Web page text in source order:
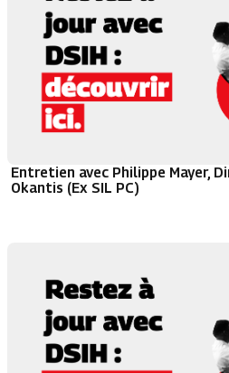
Entretien avec Philippe Mayer,
Okantis (Ex SIL PC)